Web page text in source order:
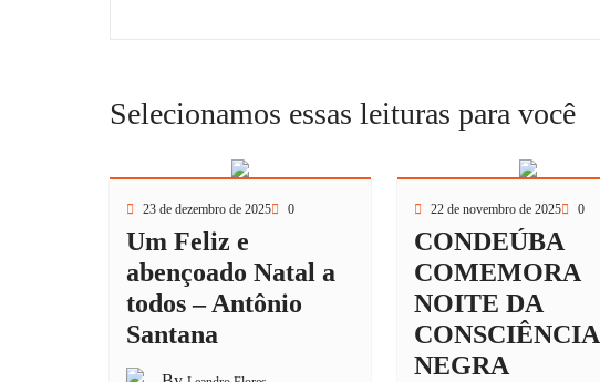
Selecionamos essas leituras para você
23 de dezembro de 2025 0
Um Feliz e
abençoado Natal a
todos – Antônio
Santana
22 de novembro de 2025 0
CONDEÚBA
COMEMORA
NOITE DA
CONSCIÊNCIA
NEGRA